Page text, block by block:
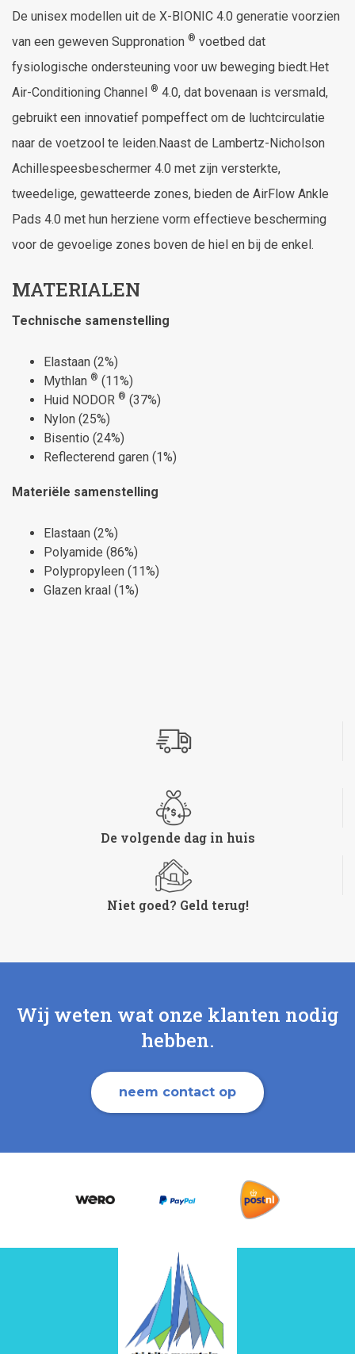
De unisex modellen uit de X-BIONIC 4.0 generatie voorzien
van een geweven Suppronation ® voetbed dat
fysiologische ondersteuning voor uw beweging biedt.Het
Air-Conditioning Channel ® 4.0, dat bovenaan is versmald,
gebruikt een innovatief pompeffect om de luchtcirculatie
naar de voetzool te leiden.Naast de Lambertz-Nicholson
Achillespeesbeschermer 4.0 met zijn versterkte,
tweedelige, gewatteerde zones, bieden de AirFlow Ankle
Pads 4.0 met hun herziene vorm effectieve bescherming
voor de gevoelige zones boven de hiel en bij de enkel.
MATERIALEN
Technische samenstelling
Elastaan ​​(2%)
Mythlan ® (11%)
Huid NODOR ® (37%)
Nylon (25%)
Bisentio (24%)
Reflecterend garen (1%)
Materiële samenstelling
Elastaan ​​(2%)
Polyamide (86%)
Polypropyleen (11%)
Glazen kraal (1%)
De volgende dag in huis
Niet goed? Geld terug!
Wij weten wat onze klanten nodig
hebben.
neem contact op